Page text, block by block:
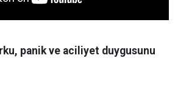
panik ve aciliyet duygusunu